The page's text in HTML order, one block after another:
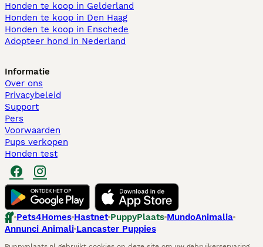
Honden te koop in Gelderland
Honden te koop in Den Haag
Honden te koop in Enschede
Adopteer hond in Nederland
Informatie
Over ons
Privacybeleid
Support
Pers
Voorwaarden
Pups verkopen
Honden test
Pets4Homes Hastnet PuppyPlaats MundoAnimalia
Annunci Animali Lancaster Puppies